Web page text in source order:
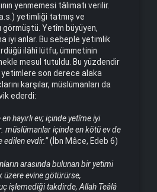
yenmemesi tâlimatı verilir.
yetimliği tatmış ve
görmüştü. Yetîm büyüyen,
iyi anlar. Bu sebeple yetimlik
ilâhî lütfu, ümmetinin
mesul tutuldu. Bu yüzdendir
yetimlere son derece alaka
karşılar, müslümanları da
ederdi:
hayırlı ev; içinde yetîme iyi
müslümanlar içinde en kötü ev de
edilen evdir.”(İbn Mâce, Edeb 6)
arasında bulunan bir yetimi
evine götürürse,
işlemediği takdirde, Allah Teâlâ